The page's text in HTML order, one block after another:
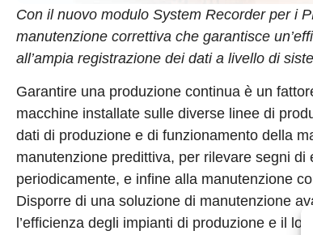
Con il nuovo modulo System Recorder per i
manutenzione correttiva che garantisce
all’ampia registrazione dei dati a livello di
Garantire una produzione continua è un
macchine installate sulle diverse linee di
dati di produzione e di funzionamento della
manutenzione predittiva, per rilevare segni
periodicamente, e infine alla manutenzione
Disporre di una soluzione di manutenzione
l’efficienza degli impianti di produzione e il